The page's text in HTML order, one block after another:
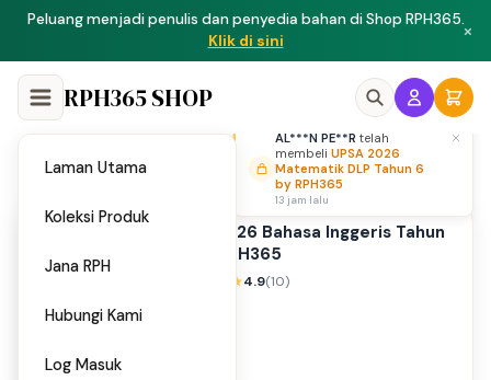
Peluang menjadi penulis dan penyedia bahan di Shop RPH365.
Klik di sini
×
Laman Utama
Koleksi Produk
Jana RPH
Hubungi Kami
Log Masuk
RPH365 SHOP
AL***N PE**R telah
membeli UPSA 2026
Matematik DLP Tahun 6
by RPH365
13 jam lalu
Home PPT 2026 Bahasa Inggeris Tahun 2 by RPH365
PPT 2026 Bahasa Inggeris Tahun
2 by RPH365
4.9(10)